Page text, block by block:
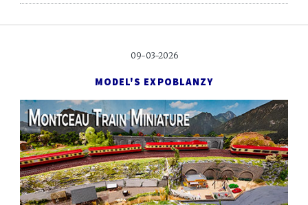
09-03-2026
MODEL'S EXPOBLANZY